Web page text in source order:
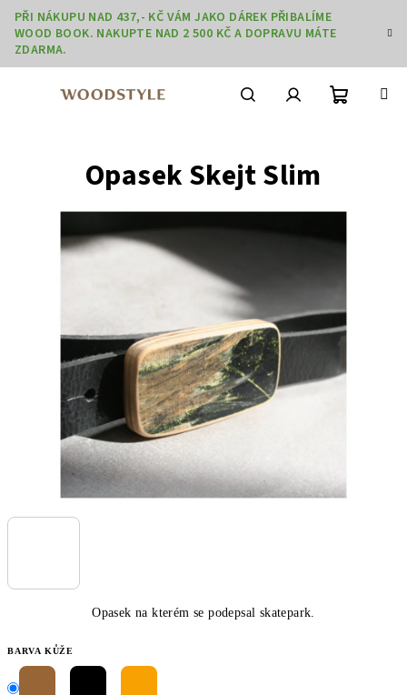
Přejít
obsah
PŘI NÁKUPU NAD 437,- KČ VÁM JAKO DÁREK PŘIBALÍME
WOOD BOOK. NAKUPTE NAD 2 500 KČ A DOPRAVU MÁTE
ZDARMA.
Opasek na kterém se podepsal skatepark.
BARVA KŮŽE
Opasek Skejt Slim